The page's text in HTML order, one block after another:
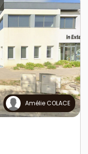
Amélie COLACE